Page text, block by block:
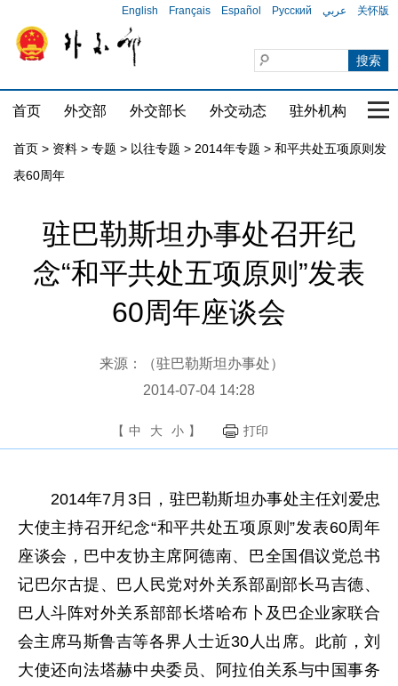
English Français Español Русский عربي 关怀版
首页 外交部 外交部长 外交动态 驻外机构 国
首页 > 资料 > 专题 > 以往专题 > 2014年专题 > 和平共处五项原则发
表60周年
驻巴勒斯坦办事处召开纪
念“和平共处五项原则”发表
60周年座谈会
来源：（驻巴勒斯坦办事处）
2014-07-04 14:28
【 中 大 小 】 打印
2014年7月3日，驻巴勒斯坦办事处主任刘爱忠
大使主持召开纪念“和平共处五项原则”发表60周年
座谈会，巴中友协主席阿德南、巴全国倡议党总书
记巴尔古提、巴人民党对外关系部副部长马吉德、
巴人斗阵对外关系部部长塔哈布卜及巴企业家联合
会主席马斯鲁吉等各界人士近30人出席。此前，刘
大使还向法塔赫中央委员、阿拉伯关系与中国事务